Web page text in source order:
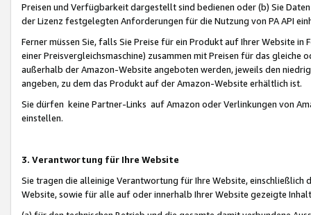
Preisen und Verfügbarkeit dargestellt sind bedienen oder (b) Sie
der Lizenz festgelegten Anforderungen für die Nutzung von PA API
Ferner müssen Sie, falls Sie Preise für ein Produkt auf Ihrer Website
einer Preisvergleichsmaschine) zusammen mit Preisen für das
außerhalb der Amazon-Website angeboten werden, jeweils den
angeben, zu dem das Produkt auf der Amazon-Website erhältlich ist.
Sie dürfen keine Partner-Links auf Amazon oder Verlinkungen von
einstellen.
3. Verantwortung für Ihre Website
Sie tragen die alleinige Verantwortung für Ihre Website,
Website, sowie für alle auf oder innerhalb Ihrer Website gezeigte